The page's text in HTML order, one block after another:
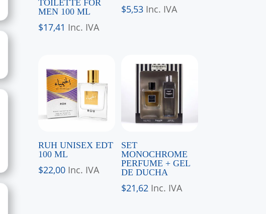
TOILETTE FOR
MEN 100 ML
$17,41 Inc. IVA
$5,53 Inc. IVA
RUH UNISEX EDT
100 ML
$22,00 Inc. IVA
SET
MONOCHROME
PERFUME + GEL
DE DUCHA
$21,62 Inc. IVA